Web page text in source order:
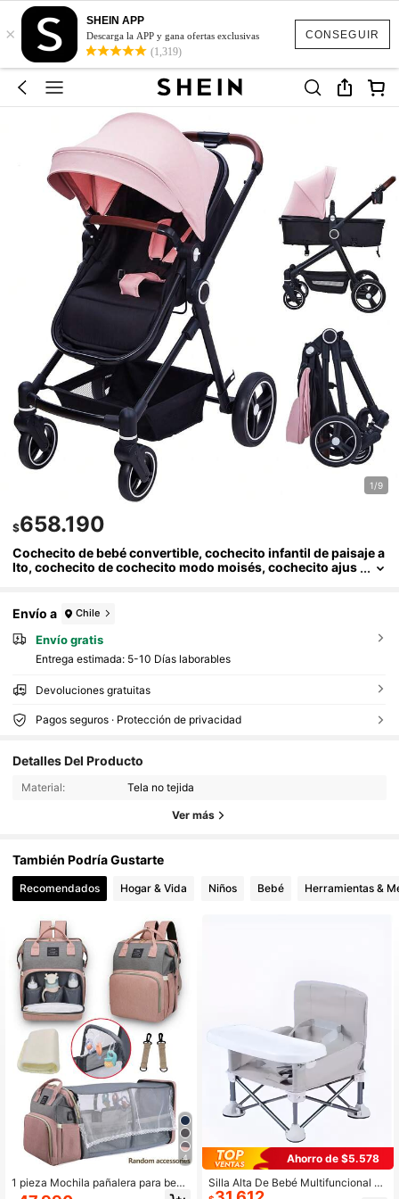
CONSEGUIR
×
SHEIN APP
Descarga la APP y gana ofertas exclusivas
(1,319)
1/9
$658.190
Cochecito de bebé convertible, cochecito infantil de paisaje a
lto, cochecito de cochecito modo moisés, cochecito ajus
Envío a
Chile
Envío gratis
Entrega estimada: 5-10 Días laborables
Devoluciones gratuitas
Pagos seguros · Protección de privacidad
Detalles Del Producto
Material: Tela no tejida
Ver más
También Podría Gustarte
Recomendados Hogar & Vida Niños Bebé Herramientas &
4
1 pieza Mochila pañalera para beb
é, bolsas de viaje portátiles para be
Ahorro de $5.578
Silla Alta De Bebé Multifuncional Pl
egable Y Liviana De Color Gris